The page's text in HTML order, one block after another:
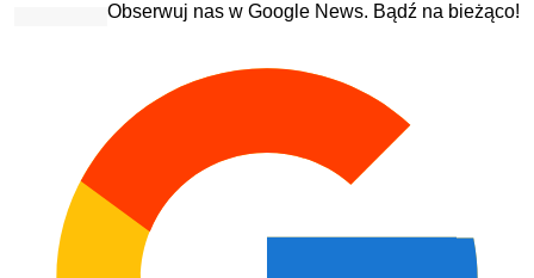
Obserwuj nas w Google News. Bądź na bieżąco!